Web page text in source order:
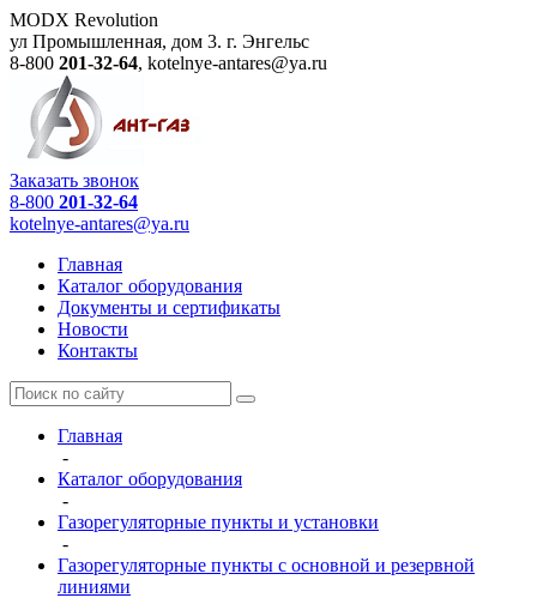
MODX Revolution
ул Промышленная, дом 3. г. Энгельс
8-800 201-32-64, kotelnye-antares@ya.ru
Заказать звонок
8-800 201-32-64
kotelnye-antares@ya.ru
Главная
Каталог оборудования
Документы и сертификаты
Новости
Контакты
Главная
-
Каталог оборудования
-
Газорегуляторные пункты и установки
-
Газорегуляторные пункты с основной и резервной
линиями